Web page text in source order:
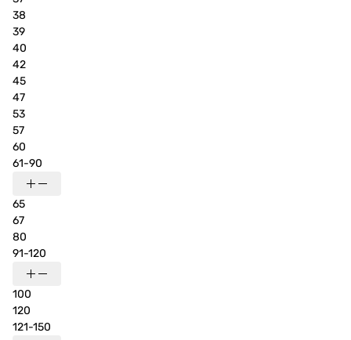
38
39
40
42
45
47
53
57
60
61-90
65
67
80
91-120
100
120
121-150